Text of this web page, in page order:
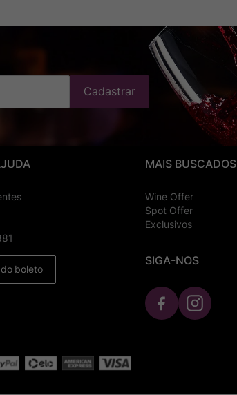
Cadastrar
boleto
MAIS BUSCADOS
Wine Offer
Spot Offer
Exclusivos
SIGA-NOS